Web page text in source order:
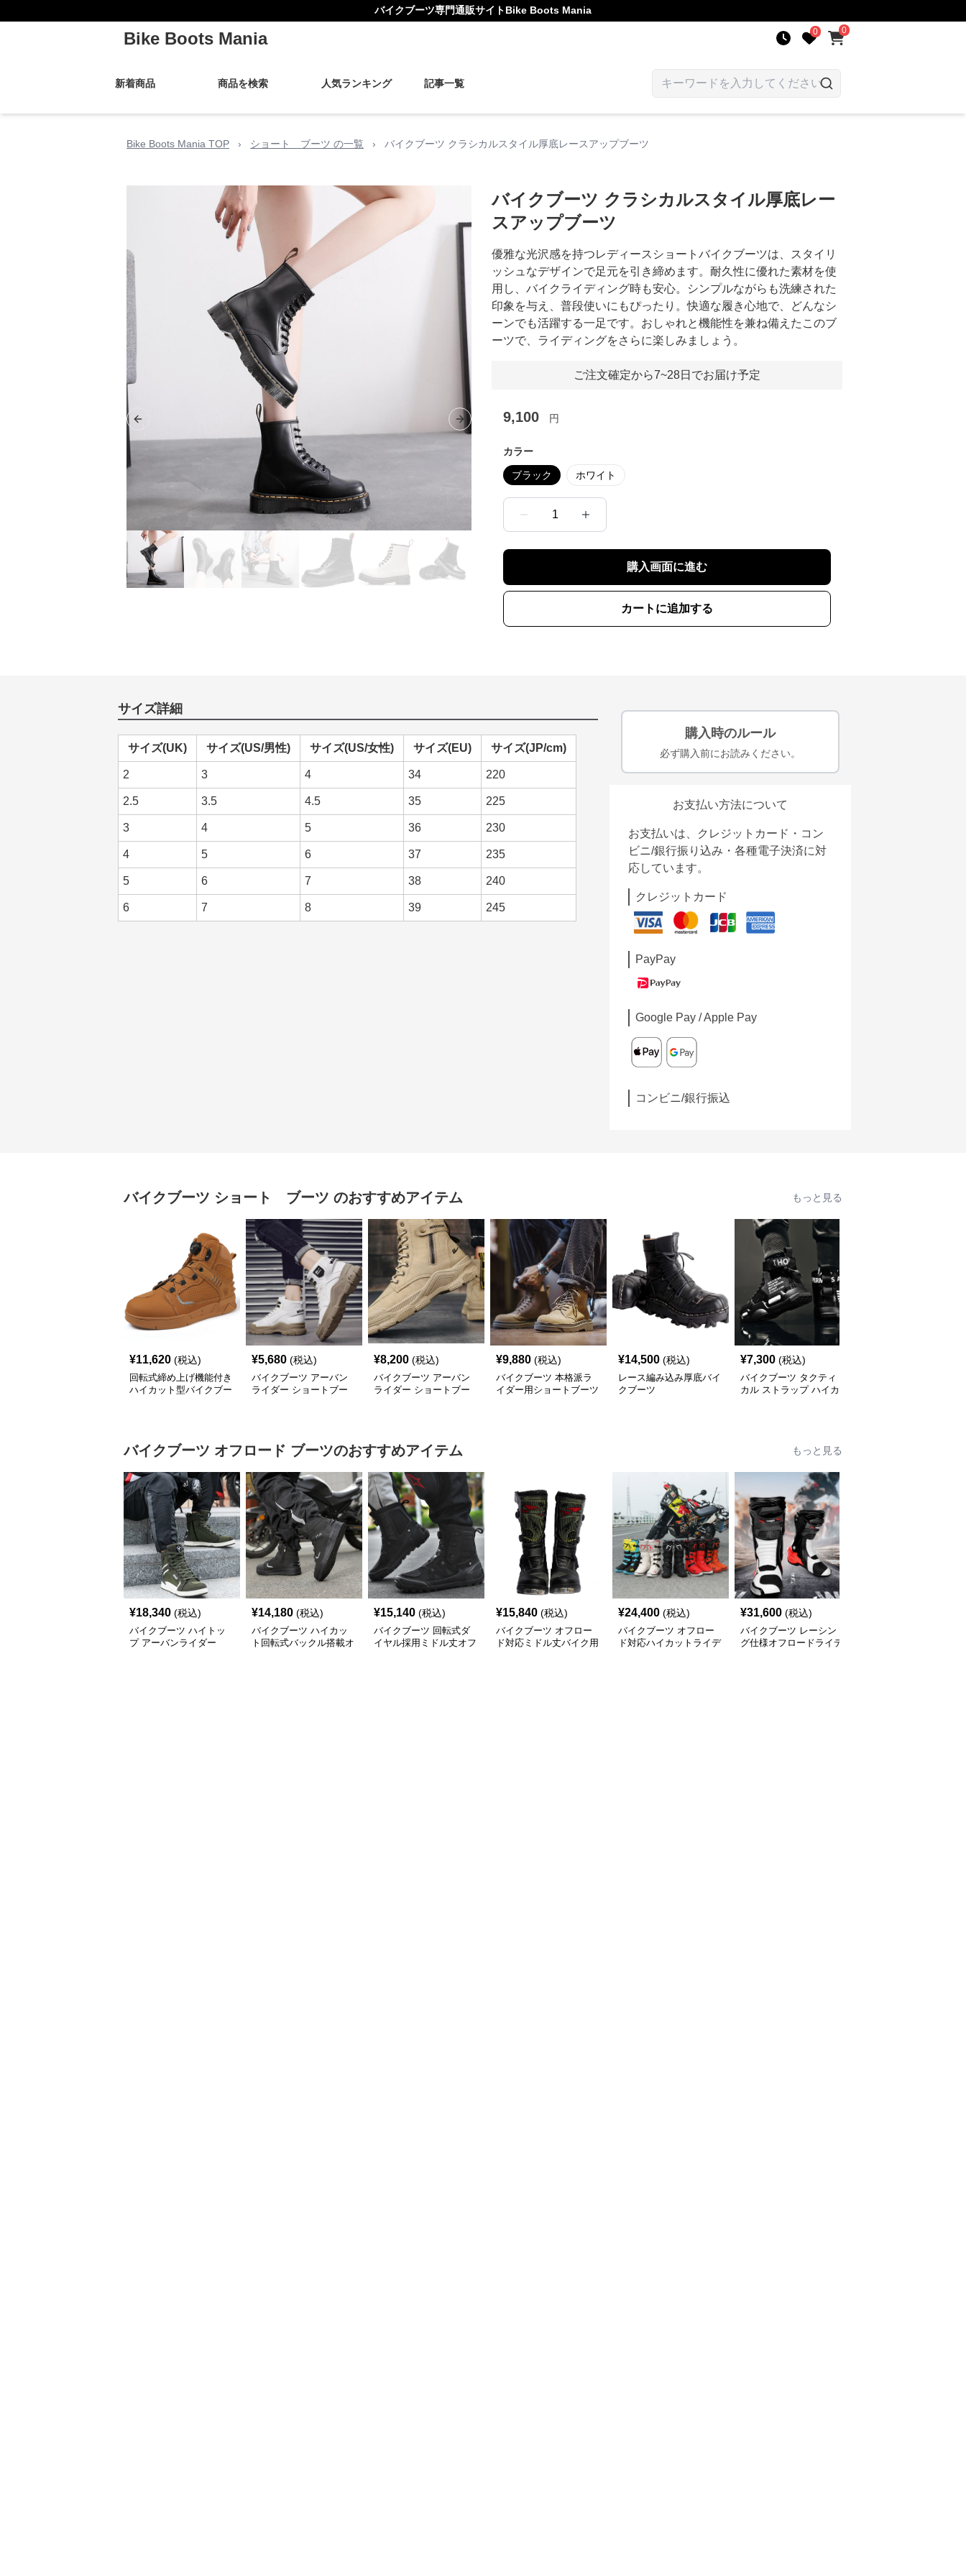
バイクブーツ専門通販サイトBike Boots Mania
Bike Boots Mania 0 0
新着商品 商品を検索 人気ランキング 記事一覧
Bike Boots Mania TOP › ショート ブーツ の一覧 › バイクブーツ クラシカルスタイル厚底レースアップブーツ
Previous slide Next slide
バイクブーツ クラシカルスタイル厚底レー
スアップブーツ
優雅な光沢感を持つレディースショートバイクブーツは、スタイリ
ッシュなデザインで足元を引き締めます。耐久性に優れた素材を使
用し、バイクライディング時も安心。シンプルながらも洗練された
印象を与え、普段使いにもぴったり。快適な履き心地で、どんなシ
ーンでも活躍する一足です。おしゃれと機能性を兼ね備えたこのブ
ーツで、ライディングをさらに楽しみましょう。
ご注文確定から7~28日でお届け予定
9,100 円
カラー
ブラック ホワイト
1
購入画面に進む
カートに追加する
サイズ詳細
サイズ(UK) サイズ(US/男性) サイズ(US/女性) サイズ(EU) サイズ(JP/cm)
2 3 4 34 220
2.5 3.5 4.5 35 225
3 4 5 36 230
4 5 6 37 235
5 6 7 38 240
6 7 8 39 245
購入時のルール
必ず購入前にお読みください。
お支払い方法について
お支払いは、クレジットカード・コン
ビニ/銀行振り込み・各種電子決済に対
応しています。
クレジットカード
PayPay
Google Pay / Apple Pay
コンビニ/銀行振込
バイクブーツ ショート ブーツ のおすすめアイテム もっと見る
¥11,620 (税込)
回転式締め上げ機能付き
ハイカット型バイクブー
¥5,680 (税込)
バイクブーツ アーバン
ライダー ショートブー
¥8,200 (税込)
バイクブーツ アーバン
ライダー ショートブー
¥9,880 (税込)
バイクブーツ 本格派ラ
イダー用ショートブーツ
¥14,500 (税込)
レース編み込み厚底バイ
クブーツ
¥7,300 (税込)
バイクブーツ タクティ
カル ストラップ ハイカ
バイクブーツ オフロード ブーツのおすすめアイテム もっと見る
¥18,340 (税込)
バイクブーツ ハイトッ
プ アーバンライダー
¥14,180 (税込)
バイクブーツ ハイカッ
ト回転式バックル搭載オ
¥15,140 (税込)
バイクブーツ 回転式ダ
イヤル採用ミドル丈オフ
¥15,840 (税込)
バイクブーツ オフロー
ド対応ミドル丈バイク用
¥24,400 (税込)
バイクブーツ オフロー
ド対応ハイカットライデ
¥31,600 (税込)
バイクブーツ レーシン
グ仕様オフロードライデ